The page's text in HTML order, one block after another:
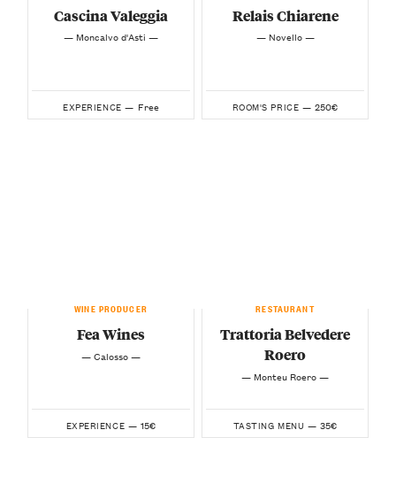
Cascina Valeggia
— Moncalvo d'Asti —
EXPERIENCE — Free
Relais Chiarene
— Novello —
ROOM'S PRICE — 250€
WINE PRODUCER
Fea Wines
— Calosso —
EXPERIENCE — 15€
RESTAURANT
Trattoria Belvedere
Roero
— Monteu Roero —
TASTING MENU — 35€